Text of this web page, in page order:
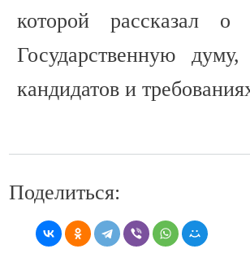
которой рассказал
Государственную
кандидатов и
Поделиться: